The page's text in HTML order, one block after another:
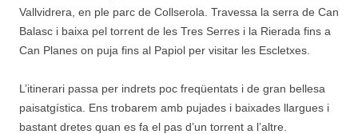
Vallvidrera, en ple parc de Collserola. Travessa la serra de Can
Balasc i baixa pel torrent de les Tres Serres i la Rierada fins a
Can Planes on puja fins al Papiol per visitar les Escletxes.
L’itinerari passa per indrets poc freqüentats i de gran bellesa
paisatgística. Ens trobarem amb pujades i baixades llargues i
bastant dretes quan es fa el pas d’un torrent a l’altre.